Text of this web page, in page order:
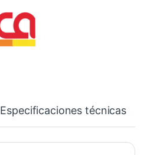
Especificaciones técnicas